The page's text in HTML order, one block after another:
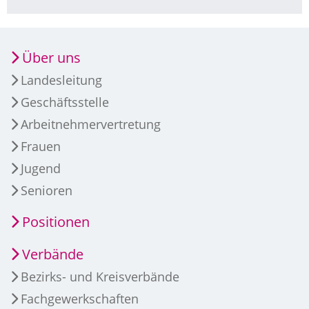
Über uns
Landesleitung
Geschäftsstelle
Arbeitnehmervertretung
Frauen
Jugend
Senioren
Positionen
Verbände
Bezirks- und Kreisverbände
Fachgewerkschaften